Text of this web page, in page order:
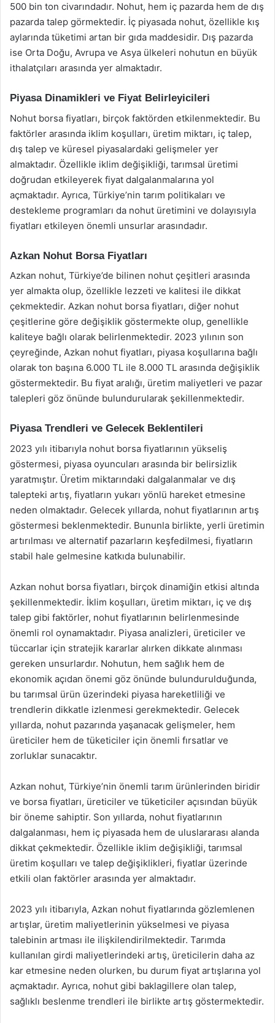
500 bin ton civarındadır. Nohut, hem iç pazarda hem de dış
pazarda talep görmektedir. İç piyasada nohut, özellikle kış
aylarında tüketimi artan bir gıda maddesidir. Dış pazarda
ise Orta Doğu, Avrupa ve Asya ülkeleri nohutun en büyük
ithalatçıları arasında yer almaktadır.
Piyasa Dinamikleri ve Fiyat Belirleyicileri
Nohut borsa fiyatları, birçok faktörden etkilenmektedir. Bu
faktörler arasında iklim koşulları, üretim miktarı, iç talep,
dış talep ve küresel piyasalardaki gelişmeler yer
almaktadır. Özellikle iklim değişikliği, tarımsal üretimi
doğrudan etkileyerek fiyat dalgalanmalarına yol
açmaktadır. Ayrıca, Türkiye’nin tarım politikaları ve
destekleme programları da nohut üretimini ve dolayısıyla
fiyatları etkileyen önemli unsurlar arasındadır.
Azkan Nohut Borsa Fiyatları
Azkan nohut, Türkiye’de bilinen nohut çeşitleri arasında
yer almakta olup, özellikle lezzeti ve kalitesi ile dikkat
çekmektedir. Azkan nohut borsa fiyatları, diğer nohut
çeşitlerine göre değişiklik göstermekte olup, genellikle
kaliteye bağlı olarak belirlenmektedir. 2023 yılının son
çeyreğinde, Azkan nohut fiyatları, piyasa koşullarına bağlı
olarak ton başına 6.000 TL ile 8.000 TL arasında değişiklik
göstermektedir. Bu fiyat aralığı, üretim maliyetleri ve pazar
talepleri göz önünde bulundurularak şekillenmektedir.
Piyasa Trendleri ve Gelecek Beklentileri
2023 yılı itibarıyla nohut borsa fiyatlarının yükseliş
göstermesi, piyasa oyuncuları arasında bir belirsizlik
yaratmıştır. Üretim miktarındaki dalgalanmalar ve dış
talepteki artış, fiyatların yukarı yönlü hareket etmesine
neden olmaktadır. Gelecek yıllarda, nohut fiyatlarının artış
göstermesi beklenmektedir. Bununla birlikte, yerli üretimin
artırılması ve alternatif pazarların keşfedilmesi, fiyatların
stabil hale gelmesine katkıda bulunabilir.
Azkan nohut borsa fiyatları, birçok dinamiğin etkisi altında
şekillenmektedir. İklim koşulları, üretim miktarı, iç ve dış
talep gibi faktörler, nohut fiyatlarının belirlenmesinde
önemli rol oynamaktadır. Piyasa analizleri, üreticiler ve
tüccarlar için stratejik kararlar alırken dikkate alınması
gereken unsurlardır. Nohutun, hem sağlık hem de
ekonomik açıdan önemi göz önünde bulundurulduğunda,
bu tarımsal ürün üzerindeki piyasa hareketliliği ve
trendlerin dikkatle izlenmesi gerekmektedir. Gelecek
yıllarda, nohut pazarında yaşanacak gelişmeler, hem
üreticiler hem de tüketiciler için önemli fırsatlar ve
zorluklar sunacaktır.
Azkan nohut, Türkiye’nin önemli tarım ürünlerinden biridir
ve borsa fiyatları, üreticiler ve tüketiciler açısından büyük
bir öneme sahiptir. Son yıllarda, nohut fiyatlarının
dalgalanması, hem iç piyasada hem de uluslararası alanda
dikkat çekmektedir. Özellikle iklim değişikliği, tarımsal
üretim koşulları ve talep değişiklikleri, fiyatlar üzerinde
etkili olan faktörler arasında yer almaktadır.
2023 yılı itibarıyla, Azkan nohut fiyatlarında gözlemlenen
artışlar, üretim maliyetlerinin yükselmesi ve piyasa
talebinin artması ile ilişkilendirilmektedir. Tarımda
kullanılan girdi maliyetlerindeki artış, üreticilerin daha az
kar etmesine neden olurken, bu durum fiyat artışlarına yol
açmaktadır. Ayrıca, nohut gibi baklagillere olan talep,
sağlıklı beslenme trendleri ile birlikte artış göstermektedir.